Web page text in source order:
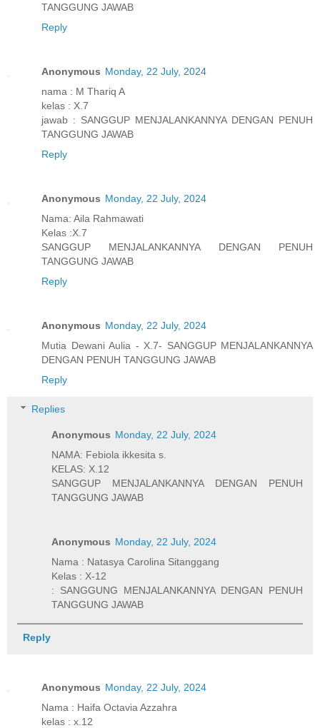
TANGGUNG JAWAB
Reply
Anonymous Monday, 22 July, 2024
nama : M Thariq A
kelas : X.7
jawab : SANGGUP MENJALANKANNYA DENGAN PENUH
TANGGUNG JAWAB
Reply
Anonymous Monday, 22 July, 2024
Nama: Aila Rahmawati
Kelas :X.7
SANGGUP MENJALANKANNYA DENGAN PENUH
TANGGUNG JAWAB
Reply
Anonymous Monday, 22 July, 2024
Mutia Dewani Aulia - X.7- SANGGUP MENJALANKANNYA
DENGAN PENUH TANGGUNG JAWAB
Reply
Replies
Anonymous Monday, 22 July, 2024
NAMA: Febiola ikkesita s.
KELAS: X.12
SANGGUP MENJALANKANNYA DENGAN PENUH
TANGGUNG JAWAB
Anonymous Monday, 22 July, 2024
Nama : Natasya Carolina Sitanggang
Kelas : X-12
: SANGGUNG MENJALANKANNYA DENGAN PENUH
TANGGUNG JAWAB
Reply
Anonymous Monday, 22 July, 2024
Nama : Haifa Octavia Azzahra
kelas : x.12